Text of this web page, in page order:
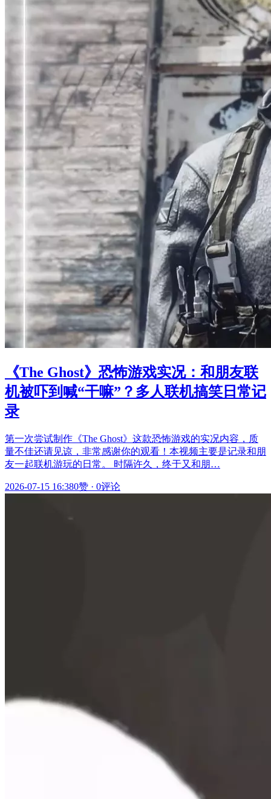
《The Ghost》恐怖游戏实况：和朋友联
机被吓到喊“干嘛”？多人联机搞笑日常记
录
第一次尝试制作《The Ghost》这款恐怖游戏的实况内容，质
量不佳还请见谅，非常感谢你的观看！本视频主要是记录和朋
友一起联机游玩的日常。 时隔许久，终于又和朋…
2026-07-15 16:380赞 · 0评论